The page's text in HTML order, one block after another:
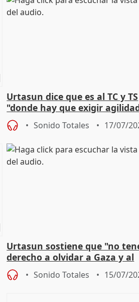
Urtasun dice que es al TC y TS
"donde hay que exigir
aplicar la Ley de Amnistía
Sonido Totales 17/07/
Urtasun sostiene que "no
derecho a olvidar a Gaza y al
genocidio"
Sonido Totales 15/07/